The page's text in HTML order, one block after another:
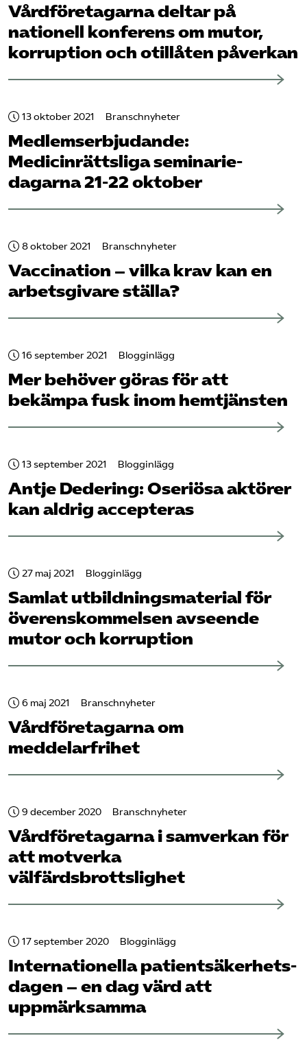
Vård­företagarna deltar på
nationell konferens om mutor,
korruption och otillåten påverkan
13 oktober 2021 Branschnyheter
Medlemserbjudande:
Medicinrättsliga seminarie­
dagarna 21-22 oktober
8 oktober 2021 Branschnyheter
Vaccination – vilka krav kan en
arbetsgivare ställa?
16 september 2021 Blogginlägg
Mer behöver göras för att
bekämpa fusk inom hemtjänsten
13 september 2021 Blogginlägg
Antje Dedering: Oseriösa aktörer
kan aldrig accepteras
27 maj 2021 Blogginlägg
Samlat utbildningsmaterial för
överens­kommelsen avseende
mutor och korruption
6 maj 2021 Branschnyheter
Vård­företagarna om
meddelarfrihet
9 december 2020 Branschnyheter
Vård­företagarna i samverkan för
att motverka
välfärdsbrottslighet
17 september 2020 Blogginlägg
Internationella patient­säkerhets­
dagen – en dag värd att
uppmärksamma